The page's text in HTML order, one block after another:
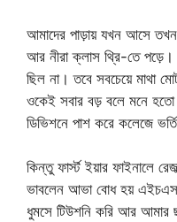
আমাদের পাড়ায় যখন আসে
আর নীরা ক্লাস থ্রি-তে পড়ে।
ছিল না। তবে সবচেয়ে মাথা
ওকেই সবার বড় বলে মনে
ডিভিশনে পাশ করে কলেজে
কিন্তু ফার্স্ট ইয়ার ফাইনালে
ভাবলেন আভা বোধ হয়
ধুমসে টিউশনি করি আর আমার